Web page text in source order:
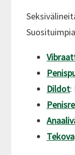
Dildot: